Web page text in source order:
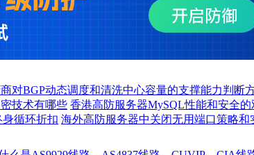
对BGP动态调度和清洗中心容量的支撑能力判断
技术有哪些 香港高防服务器MySQL性能和安全
身循环折扣 海外高防服务器中关闭无用端口策略和